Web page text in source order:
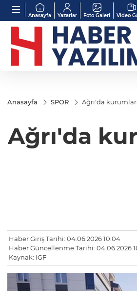
Anasayfa Yazarlar Foto Galeri Video
Anasayfa SPOR Ağrı'da
Ağrı'da
Haber Giriş Tarihi: 04.06.2026 10:04
Haber Güncellenme Tarihi: 04.06.2026
Kaynak: IGF